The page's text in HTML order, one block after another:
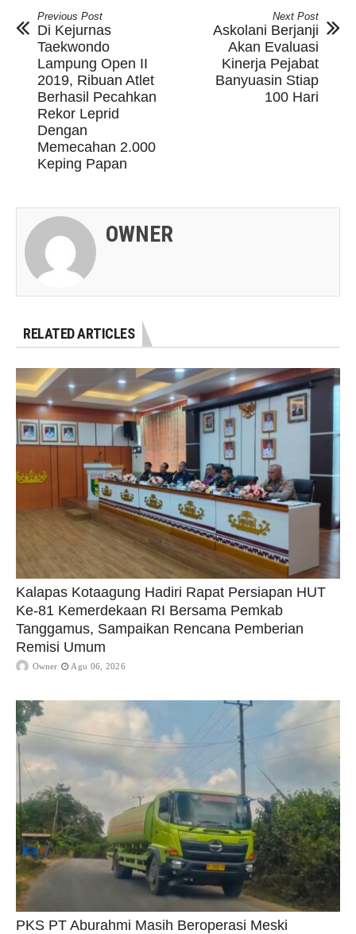
Previous Post
Di Kejurnas
Taekwondo
Lampung Open II
2019, Ribuan Atlet
Berhasil Pecahkan
Rekor Leprid
Dengan
Memecahan 2.000
Keping Papan
Next Post
Askolani Berjanji
Akan Evaluasi
Kinerja Pejabat
Banyuasin Stiap
100 Hari
OWNER
RELATED ARTICLES
Kalapas Kotaagung Hadiri Rapat Persiapan HUT
Ke-81 Kemerdekaan RI Bersama Pemkab
Tanggamus, Sampaikan Rencana Pemberian
Remisi Umum
Owner Agu 06, 2026
PKS PT Aburahmi Masih Beroperasi Meski